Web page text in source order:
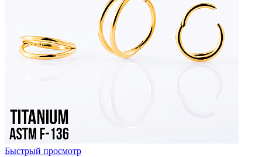
Быстрый просмотр